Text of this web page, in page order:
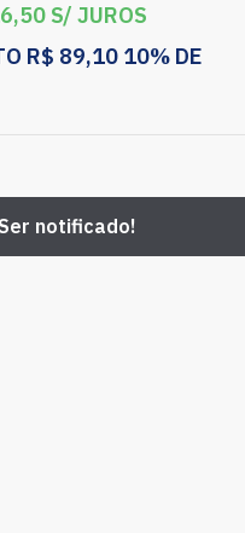
S/ JUROS
R$ 89,10 10% DE